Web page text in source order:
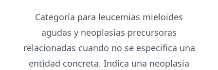
Categoría para leucemias mieloides
agudas y neoplasias precursoras
relacionadas cuando no se especifica una
entidad concreta. Indica una neoplasia